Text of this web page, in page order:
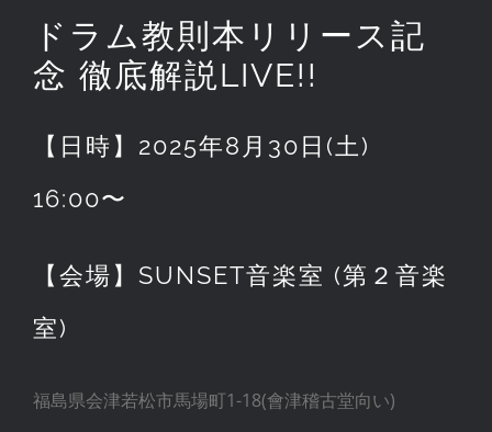
ドラム教則本リリース記
念 徹底解説LIVE!!
【日時】2025年8月30日(土)
16:00〜
【会場】SUNSET音楽室 (第２音楽
室)
福島県会津若松市馬場町1-18(會津稽古堂向い)